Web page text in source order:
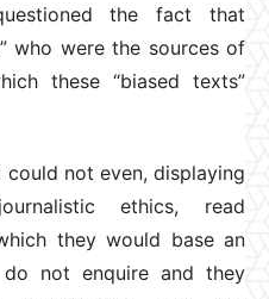
the fact that
who were the sources of
these “biased texts”
could not even, displaying
ethics, read
they would base an
do not enquire and they